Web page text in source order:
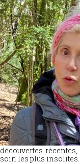
découvertes
soin les plus insolites.